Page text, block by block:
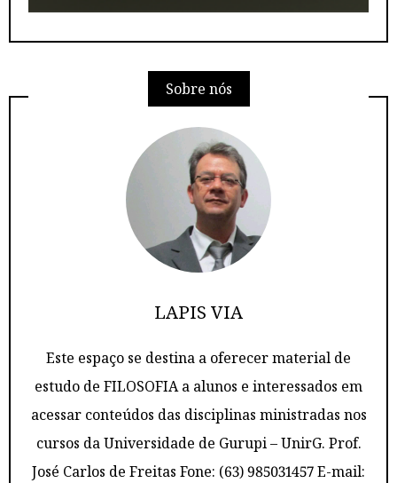
Sobre nós
LAPIS VIA
Este espaço se destina a oferecer material de
estudo de FILOSOFIA a alunos e interessados em
acessar conteúdos das disciplinas ministradas nos
cursos da Universidade de Gurupi – UnirG. Prof.
José Carlos de Freitas Fone: (63) 985031457 E-mail: